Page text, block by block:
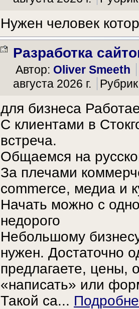
Нужен человек
Разработка
Автор: Oliver Smeeth
августа 2026 г.
для бизнеса
С клиентами в
встреча.
Общаемся на
За плечами
commerce, медиа и
Начать можно с
недорого
Небольшому
нужен. Достаточно
предлагаете, цены,
«написать» или
Такой са...